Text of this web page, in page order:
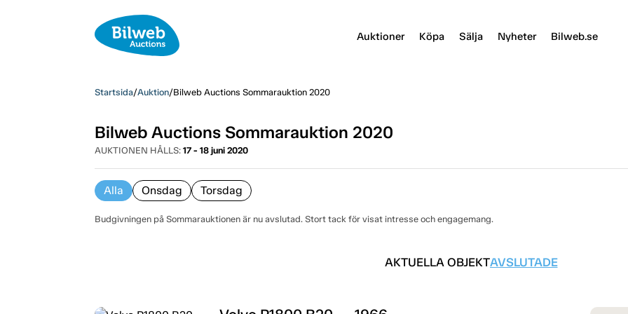
Auktioner Köpa Sälja Nyheter Bilweb.se
Startsida/Auktion/Bilweb Auctions Sommarauktion 2020
Bilweb Auctions Sommarauktion 2020
AUKTIONEN HÅLLS: 17 - 18 juni 2020
Alla Onsdag Torsdag
Budgivningen på Sommarauktionen är nu avslutad. Stort tack för visat intresse och engagemang.
AKTUELLA OBJEKTAVSLUTADE